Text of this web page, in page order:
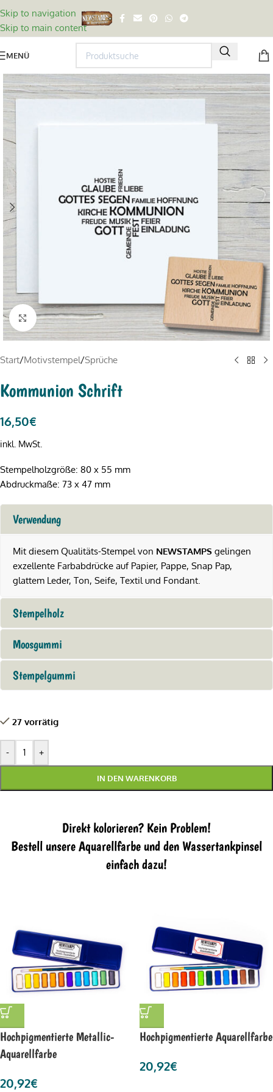
Skip to navigation
Skip to main content
MENÜ
Click to enlarge
Start/Motivstempel/Sprüche
Kommunion Schrift
16,50€
inkl. MwSt.
Stempelholzgröße: 80 x 55 mm
Abdruckmaße: 73 x 47 mm
Verwendung
Mit diesem Qualitäts-Stempel von NEWSTAMPS gelingen
exzellente Farbabdrücke auf Papier, Pappe, Snap Pap,
glattem Leder, Ton, Seife, Textil und Fondant.
Stempelholz
Moosgummi
Stempelgummi
27 vorrätig
- +
IN DEN WARENKORB
Direkt kolorieren? Kein Problem!
Bestell unsere Aquarellfarbe und den Wassertankpinsel
einfach dazu!
Hochpigmentierte Metallic-
Aquarellfarbe
20,92€
Hochpigmentierte Aquarellfarbe
20,92€